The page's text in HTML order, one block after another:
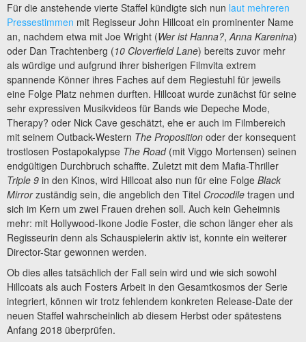
Für die anstehende vierte Staffel kündigte sich nun laut mehreren
Pressestimmen mit Regisseur John Hillcoat ein prominenter Name
an, nachdem etwa mit Joe Wright (Wer ist Hanna?,Anna Karenina)
oder Dan Trachtenberg (10 Cloverfield Lane) bereits zuvor mehr
als würdige und aufgrund ihrer bisherigen Filmvita extrem
spannende Könner ihres Faches auf dem Regiestuhl für jeweils
eine Folge Platz nehmen durften. Hillcoat wurde zunächst für seine
sehr expressiven Musikvideos für Bands wie Depeche Mode,
Therapy? oder Nick Cave geschätzt, ehe er auch im Filmbereich
mit seinem Outback-Western The Proposition oder der konsequent
trostlosen Postapokalypse The Road(mit Viggo Mortensen) seinen
endgültigen Durchbruch schaffte. Zuletzt mit dem Mafia-Thriller
Triple 9 in den Kinos, wird Hillcoat also nun für eine Folge Black
Mirrorzuständig sein, die angeblich den Titel Crocodile tragen und
sich im Kern um zwei Frauen drehen soll. Auch kein Geheimnis
mehr: mit Hollywood-Ikone Jodie Foster, die schon länger eher als
Regisseurin denn als Schauspielerin aktiv ist, konnte ein weiterer
Director-Star gewonnen werden.
Ob dies alles tatsächlich der Fall sein wird und wie sich sowohl
Hillcoats als auch Fosters Arbeit in den Gesamtkosmos der Serie
integriert, können wir trotz fehlendem konkreten Release-Date der
neuen Staffel wahrscheinlich ab diesem Herbst oder spätestens
Anfang 2018 überprüfen.